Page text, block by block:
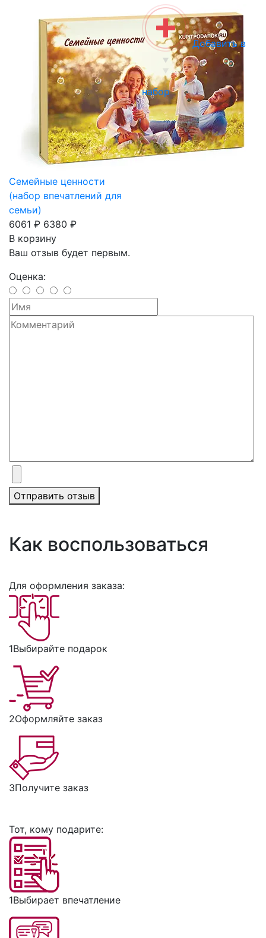
Семейные ценности
(набор впечатлений для
семьи)
6061 ₽ 6380 ₽
В корзину
Добавить в
набор
Ваш отзыв будет первым.
Оценка:
Отправить отзыв
Как воспользоваться
Для оформления заказа:
1Выбирайте подарок
2Оформляйте заказ
3Получите заказ
Тот, кому подарите:
1Выбирает впечатление